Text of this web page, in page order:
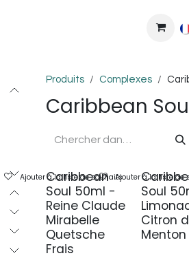
BONS PLANS
Produits Complexes
Caribbean
Caribbean
Soul 50ml -
Reine Claude
Mirabelle
Quetsche
Frais
Ajouter à la liste de souhaits
Soul
Citron
Menton
Ajouter à la liste de